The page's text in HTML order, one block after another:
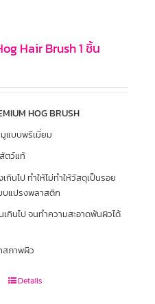
Hair Brush 1 ชิ้น
HOG BRUSH
แบบพรีเมี่ยม
ตว์แท้
กินไป ทำให้ไม่ทำให้วัสดุเป็นรอย
บแปรงพลาสติก
เกินไป จนทำความสะอาดพ้นผิวได้
สภาพผิว
Details